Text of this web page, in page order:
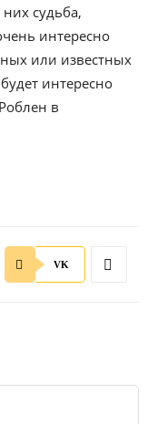
судьба,
интересно
или известных
интересно
в
VK